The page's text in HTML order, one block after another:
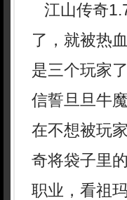
江山传奇
了，就被热
是三个玩家
信誓旦旦牛
在不想被玩
奇将袋子里
职业，看祖